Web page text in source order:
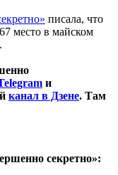
писала, что
место в майском
и
канал в Дзене. Там
секретно»: